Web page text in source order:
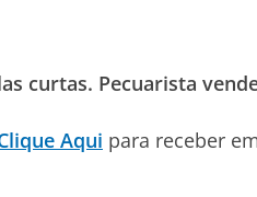
curtas. Pecuarista
Aqui para receber